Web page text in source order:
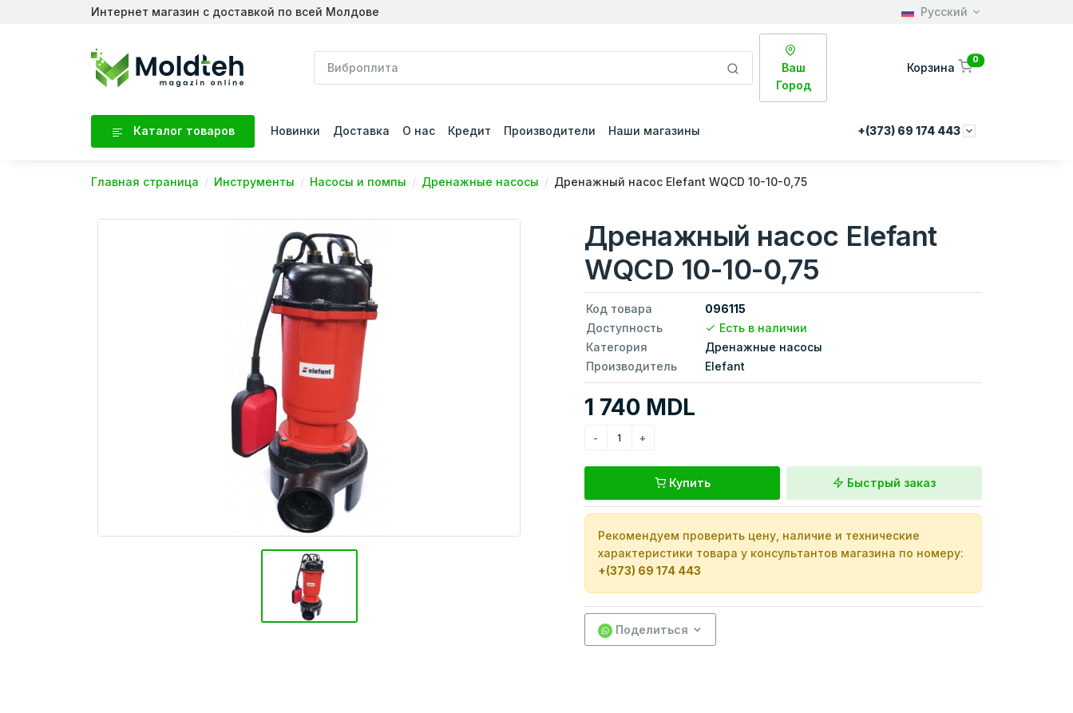
Интернет магазин с доставкой по всей Молдове Русский
Ваш
Город
Корзина
0
Каталог товаров Новинки Доставка О нас Кредит Производители Наши магазины +(373) 69 174 443
Главная страница Инструменты Насосы и помпы Дренажные насосы Дренажный насос Elefant WQCD 10-10-0,75
Дренажный насос Elefant
WQCD 10-10-0,75
Код товара
096115
Доступность
Есть в наличии
Категория
Дренажные насосы
Производитель
Elefant
1 740 MDL
Купить Быстрый заказ
Рекомендуем проверить цену, наличие и технические
характеристики товара у консультантов магазина по номеру:
+(373) 69 174 443
Поделиться